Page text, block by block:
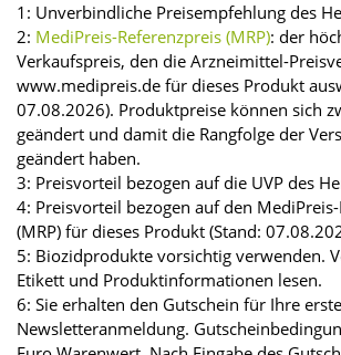
1: Unverbindliche Preisempfehlung des
2: MediPreis-Referenzpreis (MRP): der
Verkaufspreis, den die Arzneimittel-
www.medipreis.de für dieses Produkt
07.08.2026). Produktpreise können sich
geändert und damit die Rangfolge der
geändert haben.
3: Preisvorteil bezogen auf die UVP des
4: Preisvorteil bezogen auf den
(MRP) für dieses Produkt (Stand:
5: Biozidprodukte vorsichtig verwenden.
Etikett und Produktinformationen lesen.
6: Sie erhalten den Gutschein für Ihre erste
Newsletteranmeldung.